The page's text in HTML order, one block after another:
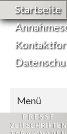
Startseite
Menü
Startseite